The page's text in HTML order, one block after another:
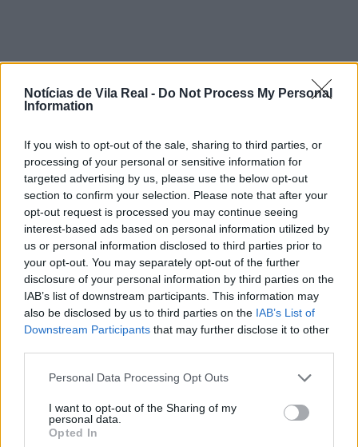
Notícias de Vila Real - Do Not Process My Personal
Information
If you wish to opt-out of the sale, sharing to third parties, or
processing of your personal or sensitive information for
targeted advertising by us, please use the below opt-out
section to confirm your selection. Please note that after your
opt-out request is processed you may continue seeing
interest-based ads based on personal information utilized by
us or personal information disclosed to third parties prior to
your opt-out. You may separately opt-out of the further
disclosure of your personal information by third parties on the
IAB’s list of downstream participants. This information may
also be disclosed by us to third parties on the IAB’s List of
Downstream Participants that may further disclose it to other
Personal Data Processing Opt Outs
I want to opt-out of the Sharing of my
personal data.
Opted In
ano passado, mais de 15 mil visitantes, consolidando-
se como um espaço de encontro para a comunidade,
a cultura e o conhecimento no concelho.
Em 2025, o espaço acolheu espetáculos, concertos,
exposições, reuniões e cinema que proporcionaram
momentos de partilha, aprendizagem e emoção,
fortalecendo a relação de proximidade com a
população.
que todos tenham acesso ao conhecimento”.
15 mil visitantes